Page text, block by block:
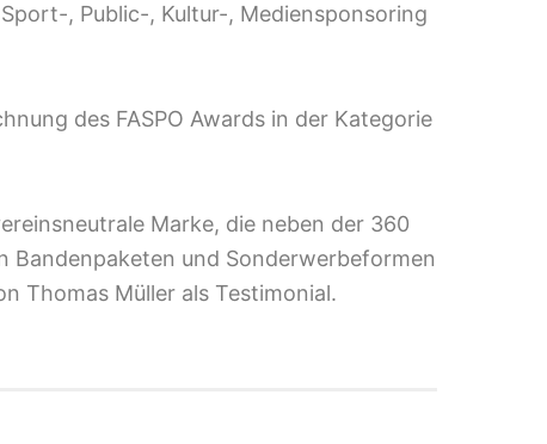
, Public-, Kultur-, Mediensponsoring
des FASPO Awards in der Kategorie
Marke, die neben der 360
Bandenpaketen und Sonderwerbeformen
Thomas Müller als Testimonial.